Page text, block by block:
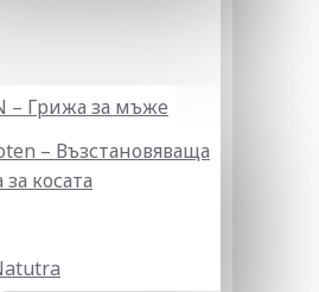
– Грижа за мъже
– Възстановяваща
косата